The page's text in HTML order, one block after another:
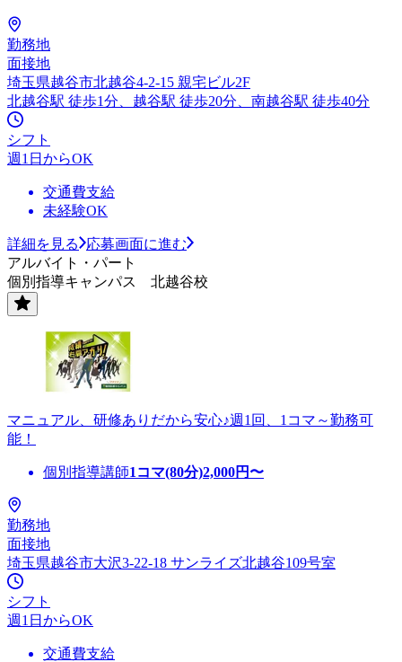
勤務地
面接地
埼玉県越谷市北越谷4-2-15 親宅ビル2F
北越谷駅 徒歩1分、越谷駅 徒歩20分、南越谷駅 徒歩40分
シフト
週1日からOK
交通費支給
未経験OK
詳細を見る
応募画面に進む
アルバイト・パート
個別指導キャンパス 北越谷校
マニュアル、研修ありだから安心♪週1回、1コマ～勤務可
能！
個別指導講師1コマ(80分)2,000円〜
勤務地
面接地
埼玉県越谷市大沢3-22-18 サンライズ北越谷109号室
シフト
週1日からOK
交通費支給